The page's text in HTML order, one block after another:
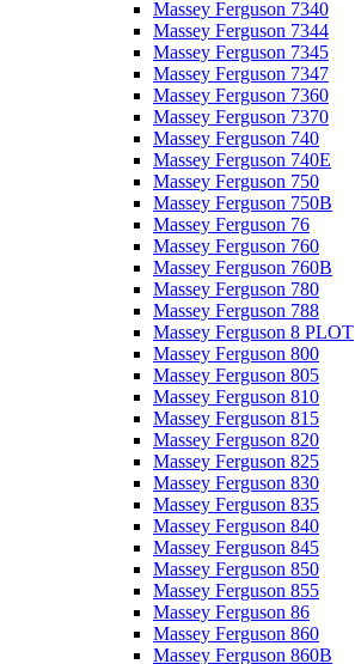
Massey Ferguson 7340
Massey Ferguson 7344
Massey Ferguson 7345
Massey Ferguson 7347
Massey Ferguson 7360
Massey Ferguson 7370
Massey Ferguson 740
Massey Ferguson 740E
Massey Ferguson 750
Massey Ferguson 750B
Massey Ferguson 76
Massey Ferguson 760
Massey Ferguson 760B
Massey Ferguson 780
Massey Ferguson 788
Massey Ferguson 8 PLOT
Massey Ferguson 800
Massey Ferguson 805
Massey Ferguson 810
Massey Ferguson 815
Massey Ferguson 820
Massey Ferguson 825
Massey Ferguson 830
Massey Ferguson 835
Massey Ferguson 840
Massey Ferguson 845
Massey Ferguson 850
Massey Ferguson 855
Massey Ferguson 86
Massey Ferguson 860
Massey Ferguson 860B